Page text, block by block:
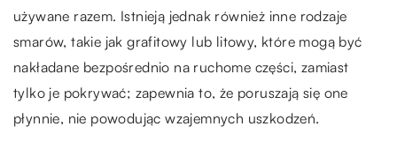
używane razem. Istnieją jednak również inne rodzaje
smarów, takie jak grafitowy lub litowy, które mogą być
nakładane bezpośrednio na ruchome części, zamiast
tylko je pokrywać; zapewnia to, że poruszają się one
płynnie, nie powodując wzajemnych uszkodzeń.